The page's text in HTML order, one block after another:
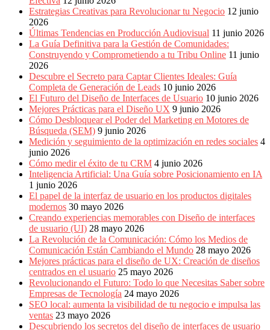
Estrategias Creativas para Revolucionar tu Negocio 12 junio
2026
Últimas Tendencias en Producción Audiovisual 11 junio 2026
La Guía Definitiva para la Gestión de Comunidades:
Construyendo y Comprometiendo a tu Tribu Online 11 junio
2026
Descubre el Secreto para Captar Clientes Ideales: Guía
Completa de Generación de Leads 10 junio 2026
El Futuro del Diseño de Interfaces de Usuario 10 junio 2026
Mejores Prácticas para el Diseño UX 9 junio 2026
Cómo Desbloquear el Poder del Marketing en Motores de
Búsqueda (SEM) 9 junio 2026
Medición y seguimiento de la optimización en redes sociales 4
junio 2026
Cómo medir el éxito de tu CRM 4 junio 2026
Inteligencia Artificial: Una Guía sobre Posicionamiento en IA
1 junio 2026
El papel de la interfaz de usuario en los productos digitales
modernos 30 mayo 2026
Creando experiencias memorables con Diseño de interfaces
de usuario (UI) 28 mayo 2026
La Revolución de la Comunicación: Cómo los Medios de
Comunicación Están Cambiando el Mundo 28 mayo 2026
Mejores prácticas para el diseño de UX: Creación de diseños
centrados en el usuario 25 mayo 2026
Revolucionando el Futuro: Todo lo que Necesitas Saber sobre
Empresas de Tecnología 24 mayo 2026
SEO local: aumenta la visibilidad de tu negocio e impulsa las
ventas 23 mayo 2026
Descubriendo los secretos del diseño de interfaces de usuario